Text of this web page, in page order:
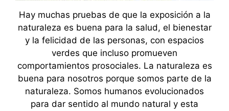
Hay muchas pruebas de que la exposición a la
naturaleza es buena para la salud, el bienestar
y la felicidad de las personas, con espacios
verdes que incluso promueven
comportamientos prosociales. La naturaleza es
buena para nosotros porque somos parte de la
naturaleza. Somos humanos evolucionados
para dar sentido al mundo natural y esta